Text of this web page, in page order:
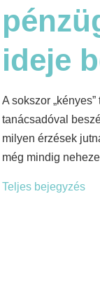
ideje
A sokszor
tanácsadóval
milyen érzések
még mindig
Teljes bejegyzés